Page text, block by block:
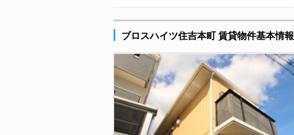
ブロスハイツ住吉本町 賃貸物件基本情報